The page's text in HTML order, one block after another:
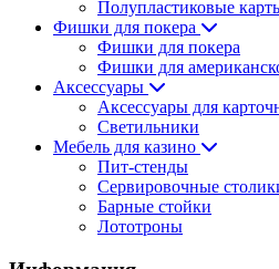
Полупластиковые
Фишки для покера
Фишки для покера
Фишки для
Аксессуары
Аксессуары для
Светильники
Мебель для казино
Пит-стенды
Сервировочные
Барные стойки
Лототроны